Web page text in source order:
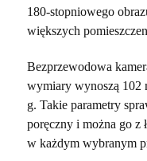
180-stopniowego
większych
Bezprzewodowa
wymiary wynoszą 102
g. Takie parametry
poręczny i można go z
w każdym wybranym